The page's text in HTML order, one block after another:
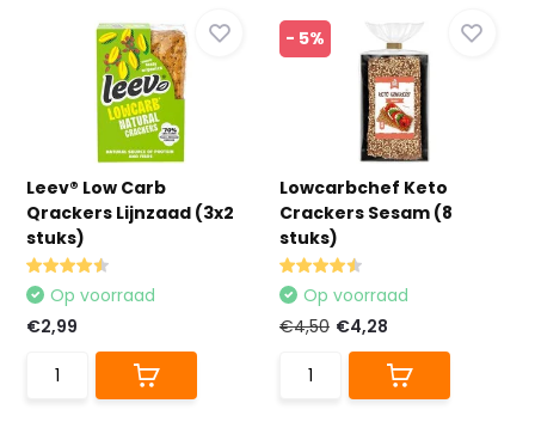
Leev® Low Carb
Qrackers Lijnzaad (3x2
stuks)
Op voorraad
€2,99
- 5%
Lowcarbchef Keto
Crackers Sesam (8
stuks)
Op voorraad
€4,50 €4,28